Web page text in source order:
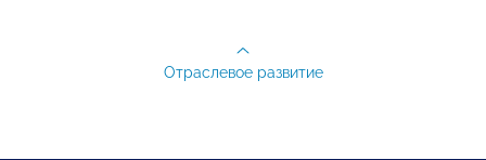
Отраслевое развитие